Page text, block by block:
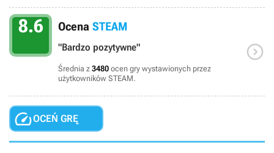
8.6 Ocena STEAM
"Bardzo pozytywne"
Średnia z 3480 ocen gry wystawionych przez
użytkowników STEAM.

OCEŃ GRĘ